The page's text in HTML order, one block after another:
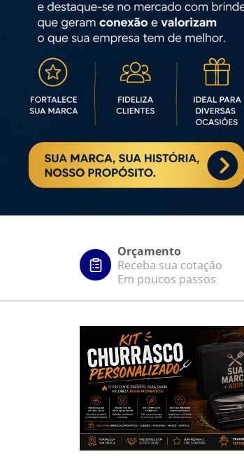
Orçamento
Receba sua cotação
Em poucos passos